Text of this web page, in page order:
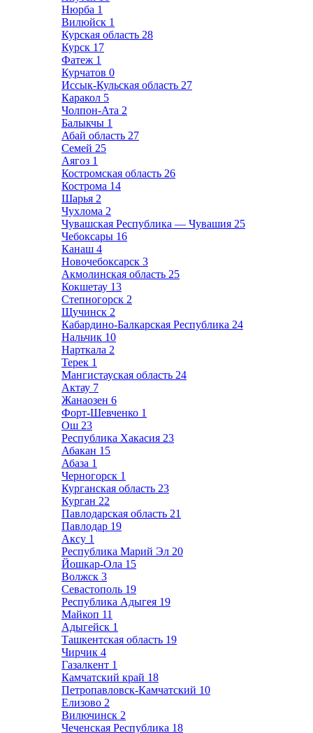
Нюрба 1
Вилюйск 1
Курская область 28
Курск 17
Фатеж 1
Курчатов 0
Иссык-Кульская область 27
Каракол 5
Чолпон-Ата 2
Балыкчы 1
Абай область 27
Семей 25
Аягоз 1
Костромская область 26
Кострома 14
Шарья 2
Чухлома 2
Чувашская Республика — Чувашия 25
Чебоксары 16
Канаш 4
Новочебоксарск 3
Акмолинская область 25
Кокшетау 13
Степногорск 2
Щучинск 2
Кабардино-Балкарская Республика 24
Нальчик 10
Нарткала 2
Терек 1
Мангистауская область 24
Актау 7
Жанаозен 6
Форт-Шевченко 1
Ош 23
Республика Хакасия 23
Абакан 15
Абаза 1
Черногорск 1
Курганская область 23
Курган 22
Павлодарская область 21
Павлодар 19
Аксу 1
Республика Марий Эл 20
Йошкар-Ола 15
Волжск 3
Севастополь 19
Республика Адыгея 19
Майкоп 11
Адыгейск 1
Ташкентская область 19
Чирчик 4
Газалкент 1
Камчатский край 18
Петропавловск-Камчатский 10
Елизово 2
Вилючинск 2
Чеченская Республика 18